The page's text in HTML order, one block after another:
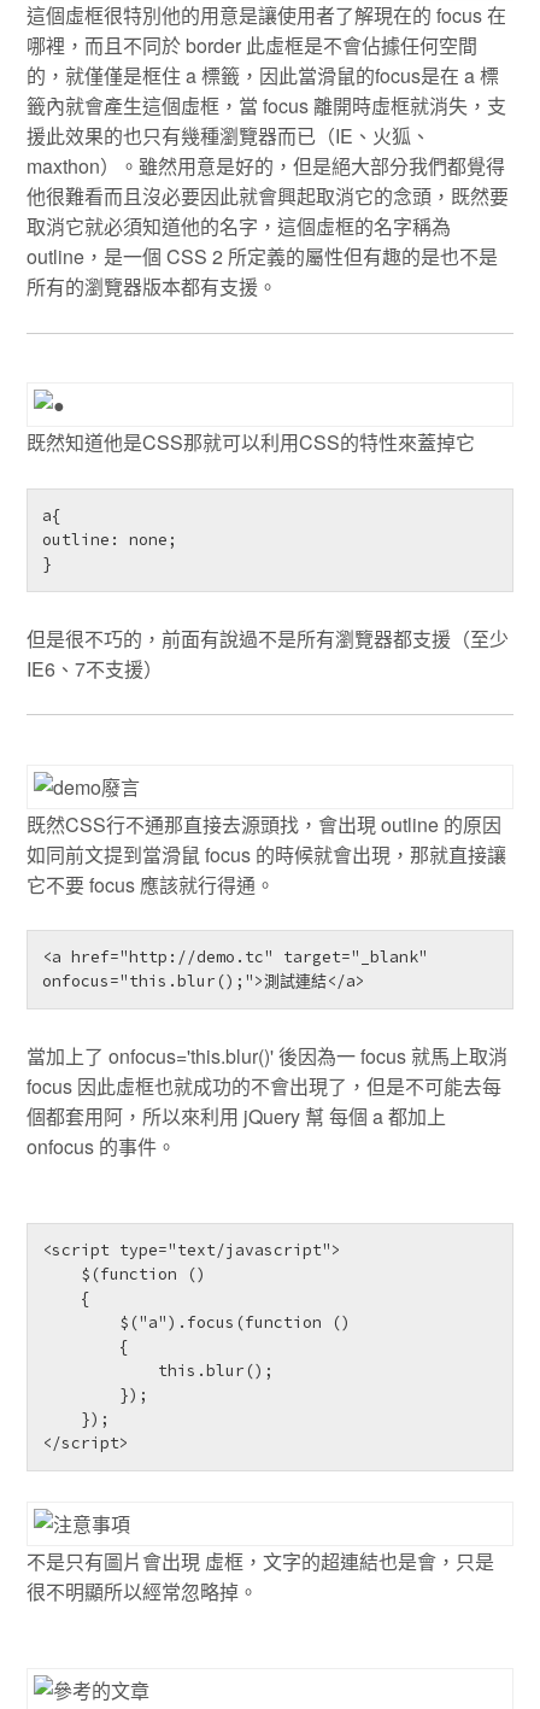
這個虛框很特別他的用意是讓使用者了解現在的 focus 在
哪裡，而且不同於 border 此虛框是不會佔據任何空間
的，就僅僅是框住 a 標籤，因此當滑鼠的focus是在 a 標
籤內就會產生這個虛框，當 focus 離開時虛框就消失，支
援此效果的也只有幾種瀏覽器而已（IE、火狐、
maxthon）。雖然用意是好的，但是絕大部分我們都覺得
他很難看而且沒必要因此就會興起取消它的念頭，既然要
取消它就必須知道他的名字，這個虛框的名字稱為
outline，是一個 CSS 2 所定義的屬性但有趣的是也不是
所有的瀏覽器版本都有支援。
既然知道他是CSS那就可以利用CSS的特性來蓋掉它
a{
outline: none;
但是很不巧的，前面有說過不是所有瀏覽器都支援（至少
IE6、7不支援）
既然CSS行不通那直接去源頭找，會出現 outline 的原因
如同前文提到當滑鼠 focus 的時候就會出現，那就直接讓
它不要 focus 應該就行得通。
<a href="http://demo.tc" target="_blank"
onfocus="this.blur();">測試連結</a>
當加上了 onfocus='this.blur()' 後因為一 focus 就馬上取消
focus 因此虛框也就成功的不會出現了，但是不可能去每
個都套用阿，所以來利用 jQuery 幫 每個 a 都加上
onfocus 的事件。
<script type="text/javascript">
</script>
不是只有圖片會出現 虛框，文字的超連結也是會，只是
很不明顯所以經常忽略掉。